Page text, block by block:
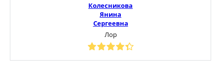
Колесникова
Янина
Сергеевна
Лор